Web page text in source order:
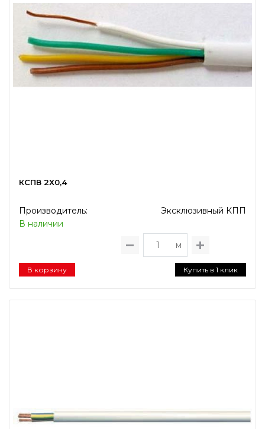
КСПВ 2Х0,4
Производитель:
Эксклюзивный КПП
В наличии
м
В корзину Купить в 1 клик